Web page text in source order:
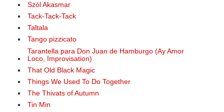
Szól Akasmar
Tack-Tack-Tack
Taltala
Tango pizzicato
Tarantella para Don Juan de Hamburgo (Ay Amor
Loco, Improvisation)
That Old Black Magic
Things We Used To Do Together
The Thivats of Autumn
Tin Min